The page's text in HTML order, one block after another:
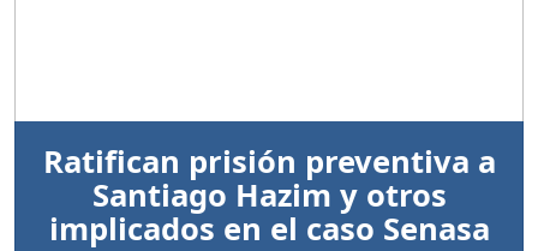
Ratifican prisión preventiva a
Santiago Hazim y otros
implicados en el caso Senasa